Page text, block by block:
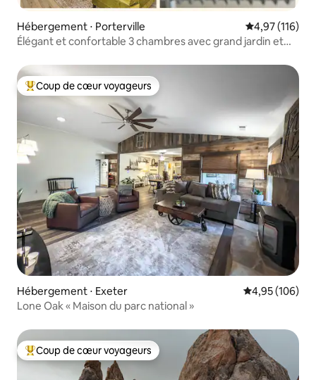
Hébergement ⋅ Porterville Évaluation
4,97 (116)
Élégant et confortable 3 chambres avec grand jardin et
Coups de cœur voyageurs les plus appréciés
Coup de cœur voyageurs
Hébergement ⋅ Exeter Évaluation
4,95 (106)
Lone Oak « Maison du parc national »
Coups de cœur voyageurs les plus appréciés
Coup de cœur voyageurs